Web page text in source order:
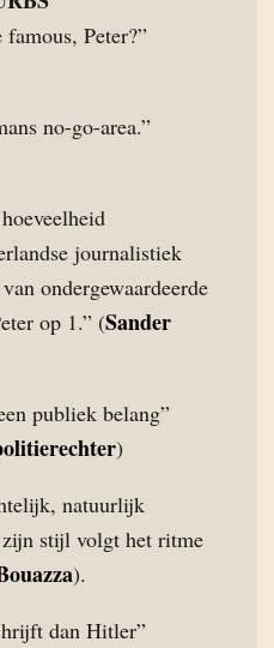
Peter?”
no-go-area.”
journalistiek
ondergewaardeerde
op 1.” (Sander
publiek belang”
)
natuurlijk
zijn stijl volgt het ritme
).
dan Hitler”